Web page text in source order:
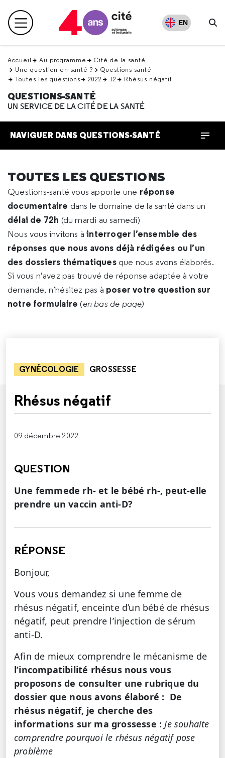
en
haut Menu principal EN
Accueil Au programme
Cité de la santé
Une question en santé ?
Questions santé
Toutes les questions
2022 12 Rhésus négatif
QUESTIONS-SANTÉ
UN SERVICE DE LA CITÉ DE LA SANTÉ
NAVIGUER DANS QUESTIONS-SANTÉ
TOUTES LES QUESTIONS
Questions-santé vous apporte une réponse
documentaire dans le domaine de la santé dans un
délai de 72h (du mardi au samedi)
Nous vous invitons àinterroger l’ensemble des
réponses que nous avons déjà rédigées ou l’un
des dossiers thématiques que nous avons élaborés.
Si vous n’avez pas trouvé de réponse adaptée à votre
demande, n’hésitez pas à poser votre question sur
notre formulaire (en bas de page)
GYNÉCOLOGIE GROSSESSE
Rhésus négatif
09 décembre 2022
QUESTION
Une femmede rh- et le bébé rh-, peut-elle
prendre un vaccin anti-D?
RÉPONSE
Bonjour,
Vous vous demandez si une femme de
rhésus négatif, enceinte d’un bébé de rhésus
négatif, peut prendre l’injection de sérum
anti-D.
Afin de mieux comprendre le mécanisme de
l’incompatibilité rhésus nous vous
proposons de consulter une rubrique du
dossier que nous avons élaboré : De
rhésus négatif, je cherche des
informations sur ma grossesse : Je souhaite
comprendre pourquoi le rhésus négatif pose
problème